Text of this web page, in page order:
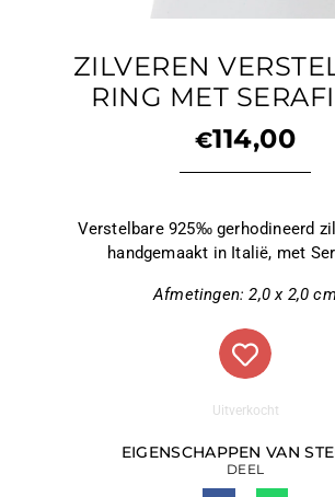
ZILVEREN
RING MET
€114,00
Verstelbare 925‰ gerhodineerd
handgemaakt in Italië, met
Afmetingen: 2,0 x 2,0 cm
Uitverkocht
EIGENSCHAPPEN VAN
DEEL